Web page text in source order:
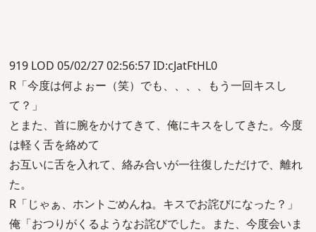
919 LOD 05/02/27 02:56:57 ID:cJatFtHL0
R「今度は何よぉー（笑）でも、、、、もう一回キスし
て？」
とまた、首に腕をかけてきて、俺にキスをしてきた。今度
は軽く舌を絡めて
お互いに舌を入れて、絡み合いが一往復しただけで、離れ
た。
R「じゃぁ、ホントごめんね。キスでお詫びになった？」
俺「おつりがくるようなお詫びでした。また、今度会いま